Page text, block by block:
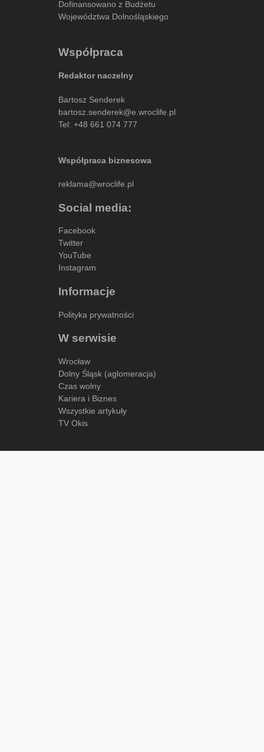
Dofinansowano z Budżetu
Województwa Dolnośląskiego
Współpraca
Redaktor naczelny
Bartosz Senderek
bartosz.senderek@e.wroclife.pl
Tel: +48 661 074 777
Współpraca biznesowa
reklama@wroclife.pl
Social media:
Facebook
Twitter
YouTube
Instagram
Informacje
Polityka prywatności
W serwisie
Wrocław
Dolny Śląsk (aglomeracja)
Czas wolny
Kariera i Biznes
Wszystkie artykuły
TV Okis